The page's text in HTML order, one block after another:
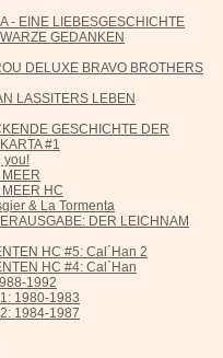
- EINE LIEBESGESCHICHTE
GEDANKEN
DELUXE BRAVO BROTHERS
LASSITERS LEBEN
GESCHICHTE DER
#1
you!
HC
& La Tormenta
DER LEICHNAM
HC #5: Cal´Han 2
HC #4: Cal`Han
1992
1980-1983
1984-1987